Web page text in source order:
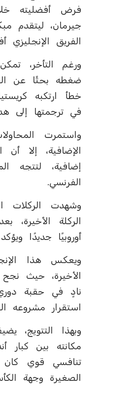
فرض أفضليته
جيرمان، ليتقدم
الفريق الإنجليزي
ورغم التأخر،
خطأ ارتكبه
في ترجمتها إلى
واستمرت
الإضافية، إلا
إضافية، لتتجه
الفرنسي.
وشهدت الركلات
الركلة
أوروبيًا جديدًا
ويعكس هذا
الأخيرة، حيث نجح
نادٍ في حقبة
استقرار مشروعه
وبهذا التتويج،
مكانته بين كبار
تنافسي قوي
الصغيرة وجهة